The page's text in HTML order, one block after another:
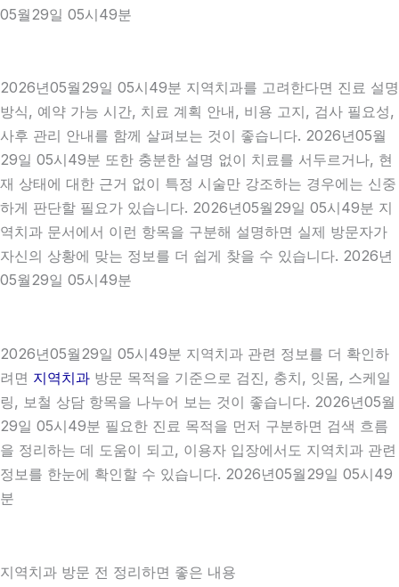
05월29일 05시49분
2026년05월29일 05시49분 지역치과를 고려한다면 진료 설명
방식, 예약 가능 시간, 치료 계획 안내, 비용 고지, 검사 필요성,
사후 관리 안내를 함께 살펴보는 것이 좋습니다. 2026년05월
29일 05시49분 또한 충분한 설명 없이 치료를 서두르거나, 현
재 상태에 대한 근거 없이 특정 시술만 강조하는 경우에는 신중
하게 판단할 필요가 있습니다. 2026년05월29일 05시49분 지
역치과 문서에서 이런 항목을 구분해 설명하면 실제 방문자가
자신의 상황에 맞는 정보를 더 쉽게 찾을 수 있습니다. 2026년
05월29일 05시49분
2026년05월29일 05시49분 지역치과 관련 정보를 더 확인하
려면 지역치과 방문 목적을 기준으로 검진, 충치, 잇몸, 스케일
링, 보철 상담 항목을 나누어 보는 것이 좋습니다. 2026년05월
29일 05시49분 필요한 진료 목적을 먼저 구분하면 검색 흐름
을 정리하는 데 도움이 되고, 이용자 입장에서도 지역치과 관련
정보를 한눈에 확인할 수 있습니다. 2026년05월29일 05시49
분
지역치과 방문 전 정리하면 좋은 내용